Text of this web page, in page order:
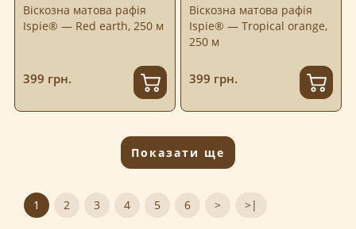
Віскозна матова рафія
Ispie® — Red earth, 250 м
399 грн.
Віскозна матова рафія
Ispie® — Tropical orange,
250 м
399 грн.
Показати ще
1 2 3 4 5 6 > >|